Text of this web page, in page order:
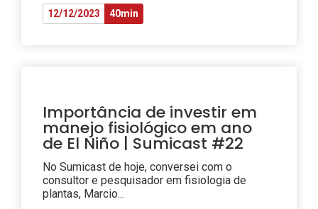
12/12/2023 40min
Importância de investir em
manejo fisiológico em ano
de El Niño | Sumicast #22
No Sumicast de hoje, conversei com o
consultor e pesquisador em fisiologia de
plantas, Marcio...